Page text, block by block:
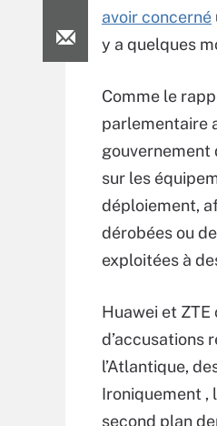
avoir concerné
y a quelques
Comme le
parlementaire
gouvernement
sur les
déploiement,
dérobées ou
exploitées à
Huawei et ZTE
d’accusations
l’Atlantique,
Ironiquement ,
second plan